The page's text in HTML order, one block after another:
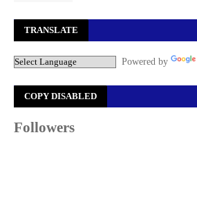
TRANSLATE
Powered by
COPY DISABLED
Followers